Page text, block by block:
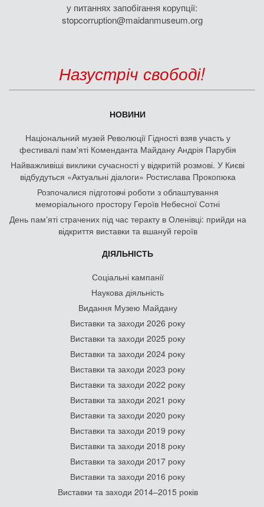
у питаннях запобігання корупції:
stopcorruption@maidanmuseum.org
Назустріч свободі!
НОВИНИ
Національний музей Революції Гідності взяв участь у
фестивалі пам'яті Коменданта Майдану Андрія Парубія
Найважливіші виклики сучасності у відкритій розмові. У Києві
відбудуться «Актуальні діалоги» Ростислава Прокопюка
Розпочалися підготовчі роботи з облаштування
меморіального простору Героїв Небесної Сотні
День памʼяті страчених під час теракту в Оленівці: прийди на
відкриття виставки та вшануй героїв
ДІЯЛЬНІСТЬ
Соціальні кампанії
Наукова діяльність
Видання Музею Майдану
Виставки та заходи 2026 року
Виставки та заходи 2025 року
Виставки та заходи 2024 року
Виставки та заходи 2023 року
Виставки та заходи 2022 року
Виставки та заходи 2021 року
Виставки та заходи 2020 року
Виставки та заходи 2019 року
Виставки та заходи 2018 року
Виставки та заходи 2017 року
Виставки та заходи 2016 року
Виставки та заходи 2014–2015 років